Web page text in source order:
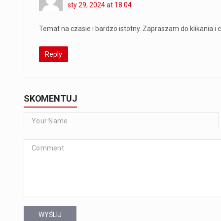
sty 29, 2024 at 18:04
Temat na czasie i bardzo istotny. Zapraszam do klikania i
Reply
SKOMENTUJ
WYŚLIJ